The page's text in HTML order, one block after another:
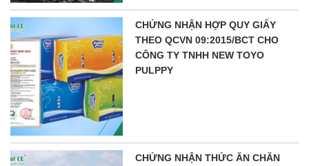
CHỨNG NHẬN HỢP QUY GIẤY
THEO QCVN 09:2015/BCT CHO
CÔNG TY TNHH NEW TOYO
PULPPY
CHỨNG NHẬN THỨC ĂN CHĂN